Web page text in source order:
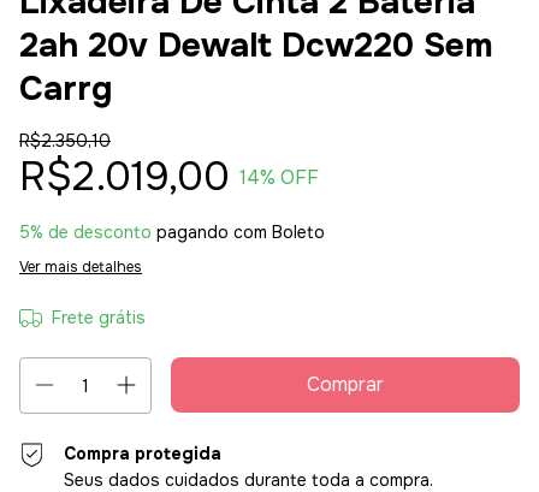
2ah 20v Dewalt Dcw220 Sem
Carrg
R$2.350,10
R$2.019,00 14% OFF
5% de desconto pagando com Boleto
Ver mais detalhes
Frete grátis
Compra protegida
Seus dados cuidados durante toda a compra.